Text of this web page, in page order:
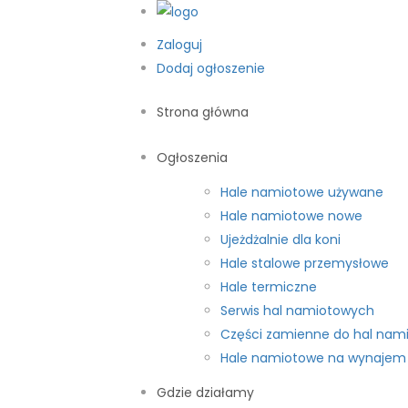
Zaloguj
Dodaj ogłoszenie
Strona główna
Ogłoszenia
Hale namiotowe używane
Hale namiotowe nowe
Ujeżdżalnie dla koni
Hale stalowe przemysłowe
Hale termiczne
Serwis hal namiotowych
Części zamienne do hal
Hale namiotowe na wynajem
Gdzie działamy